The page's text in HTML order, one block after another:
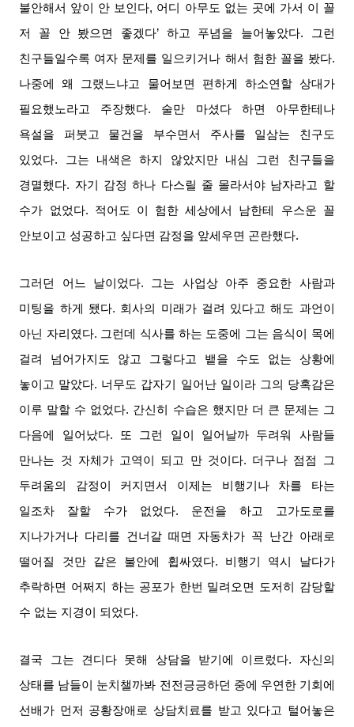
불안해서 앞이 안 보인다, 어디 아무도 없는 곳에 가서 이 꼴
저 꼴 안 봤으면 좋겠다’ 하고 푸념을 늘어놓았다.
그런
친구들일수록 여자 문제를 일으키거나 해서 험한 꼴을 봤다.
나중에 왜 그랬느냐고 물어보면 편하게 하소연할 상대가
필요했노라고 주장했다. 술만 마셨다 하면 아무한테나
욕설을 퍼붓고 물건을 부수면서 주사를 일삼는 친구도
있었다.
그는 내색은 하지 않았지만 내심 그런 친구들을
경멸했다. 자기 감정 하나 다스릴 줄 몰라서야 남자라고 할
수가 없었다. 적어도 이 험한 세상에서 남한테 우스운 꼴
안보이고 성공하고 싶다면 감정을 앞세우면 곤란했다.
그러던 어느 날이었다.
그는 사업상 아주 중요한 사람과
미팅을 하게 됐다. 회사의 미래가 걸려 있다고 해도 과언이
아닌 자리였다. 그런데 식사를 하는 도중에 그는 음식이 목에
걸려 넘어가지도 않고 그렇다고 뱉을 수도 없는 상황에
놓이고 말았다. 너무도 갑자기 일어난 일이라 그의 당혹감은
이루 말할 수 없었다. 간신히 수습은 했지만 더 큰 문제는 그
다음에 일어났다.
또 그런 일이 일어날까 두려워 사람들
만나는 것 자체가 고역이 되고 만 것이다. 더구나 점점 그
두려움의 감정이 커지면서 이제는 비행기나 차를 타는
일조차 잘할 수가 없었다. 운전을 하고 고가도로를
지나가거나 다리를 건너갈 때면 자동차가 꼭 난간 아래로
떨어질 것만 같은 불안에 휩싸였다. 비행기 역시 날다가
추락하면 어쩌지 하는 공포가 한번 밀려오면 도저히 감당할
수 없는 지경이 되었다.
결국 그는 견디다 못해 상담을 받기에 이르렀다. 자신의
상태를 남들이 눈치챌까봐 전전긍긍하던 중에 우연한 기회에
선배가 먼저 공황장애로 상담치료를 받고 있다고 털어놓은